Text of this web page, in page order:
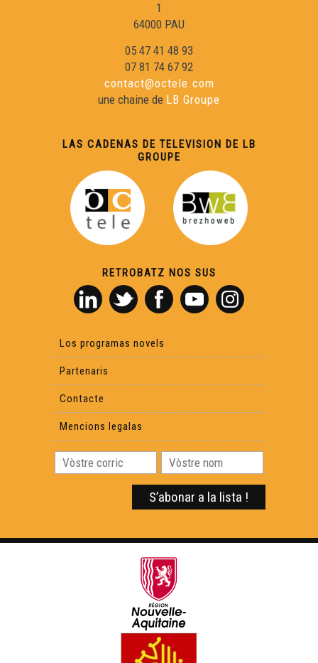
1
64000 PAU
05 47 41 48 93
07 81 74 67 92
contact@octele.com
une chaine de LB Groupe
LAS CADENAS DE TELEVISION DE LB
GROUPE
RETROBATZ NOS SUS
Los programas novels
Partenaris
Contacte
Mencions legalas